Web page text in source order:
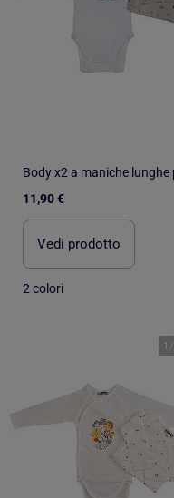
11,90 €
Vedi prodotto
2 colori
1 /